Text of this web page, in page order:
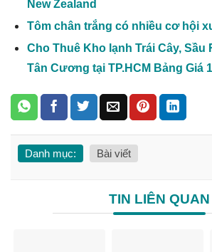
New Zealand
Tôm chân trắng có nhiều cơ hội
Cho Thuê Kho lạnh Trái Cây, Sầu
Tân Cương tại TP.HCM Bảng Giá
Danh mục: Bài viết
TIN LIÊN QUAN